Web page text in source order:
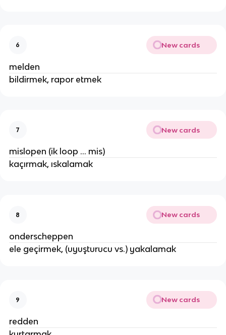
6 New cards
melden
bildirmek, rapor etmek
7 New cards
mislopen (ik loop ... mis)
kaçırmak, ıskalamak
8 New cards
onderscheppen
ele geçirmek, (uyuşturucu vs.) yakalamak
9 New cards
redden